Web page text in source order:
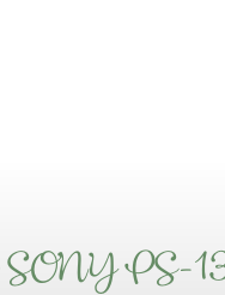
SONY PS-